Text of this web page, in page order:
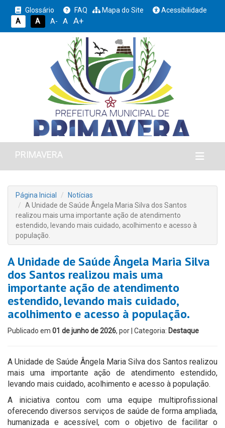
Glossário FAQ Mapa do Site
Acessibilidade
A
A A- A A+
PRIMAVERA
Página Inicial
Notícias
A Unidade de Saúde Ângela Maria Silva dos Santos
realizou mais uma importante ação de atendimento
estendido, levando mais cuidado, acolhimento e acesso à
população.
A Unidade de Saúde Ângela Maria Silva
dos Santos realizou mais uma
importante ação de atendimento
estendido, levando mais cuidado,
acolhimento e acesso à população.
Publicado em 01 de junho de 2026, por | Categoria: Destaque
A Unidade de Saúde Ângela Maria Silva dos Santos realizou
mais uma importante ação de atendimento estendido,
levando mais cuidado, acolhimento e acesso à população.
A iniciativa contou com uma equipe multiprofissional
oferecendo diversos serviços de saúde de forma ampliada,
humanizada e acessível, com o objetivo de facilitar o